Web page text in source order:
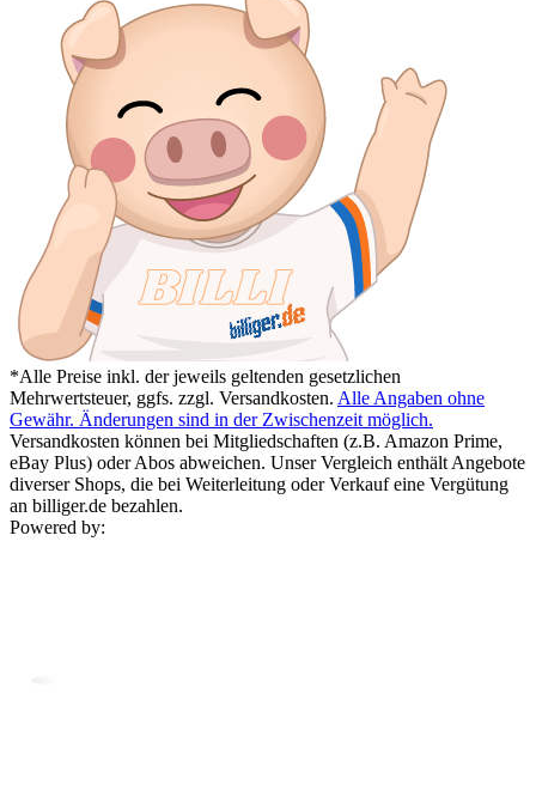
*Alle Preise inkl. der jeweils geltenden gesetzlichen
Mehrwertsteuer, ggfs. zzgl. Versandkosten. Alle Angaben ohne
Gewähr. Änderungen sind in der Zwischenzeit möglich.
Versandkosten können bei Mitgliedschaften (z.B. Amazon Prime,
eBay Plus) oder Abos abweichen. Unser Vergleich enthält Angebote
diverser Shops, die bei Weiterleitung oder Verkauf eine Vergütung
an billiger.de bezahlen.
Powered by: